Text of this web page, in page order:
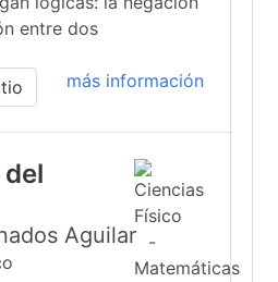
entre dos
más información
Aguilar